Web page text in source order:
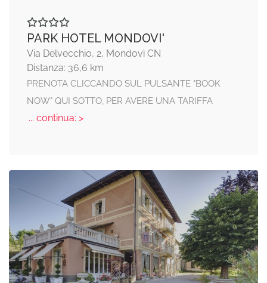
PARK HOTEL MONDOVI'
Via Delvecchio, 2, Mondovì CN
Distanza: 36,6 km
PRENOTA CLICCANDO SUL PULSANTE "BOOK
NOW" QUI SOTTO, PER AVERE UNA TARIFFA
... continua: >